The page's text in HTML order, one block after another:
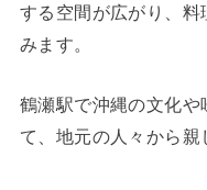
する空間が広がり、
みます。
鶴瀬駅で沖縄の文化や
て、地元の人々から親